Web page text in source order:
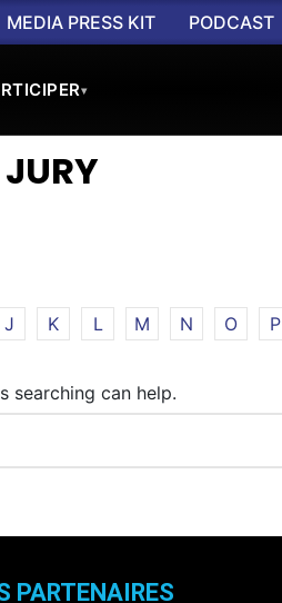
MEDIA PRESS KIT PODCAST
▾
J K L M N O P
searching can help.
PARTENAIRES